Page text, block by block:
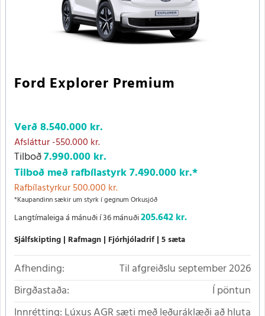
Ford Explorer Premium
Verð8.540.000 kr.
Afsláttur-550.000 kr.
Tilboð7.990.000 kr.
Tilboð með rafbílastyrk7.490.000 kr.*
Rafbílastyrkur 500.000 kr.
*Kaupandinn sækir um styrk í gegnum Orkusjóð
Langtímaleiga á mánuði í 36 mánuði205.642 kr.
Sjálfskipting Rafmagn Fjórhjóladrif 5 sæta
Afhending:
Til afgreiðslu september 2026
Birgðastaða:
Í pöntun
Innrétting: Lúxus AGR sæti með leðuráklæði að hluta